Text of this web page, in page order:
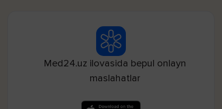
Med24.uz ilovasida bepul onlayn
maslahatlar